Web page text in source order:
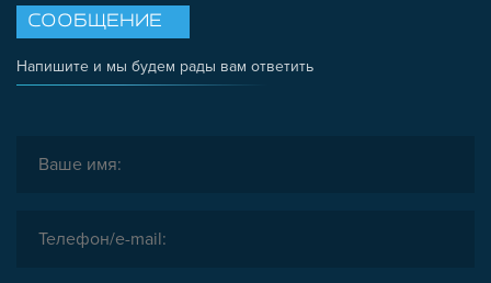
СООБЩЕНИЕ
Напишите и мы будем рады вам ответить